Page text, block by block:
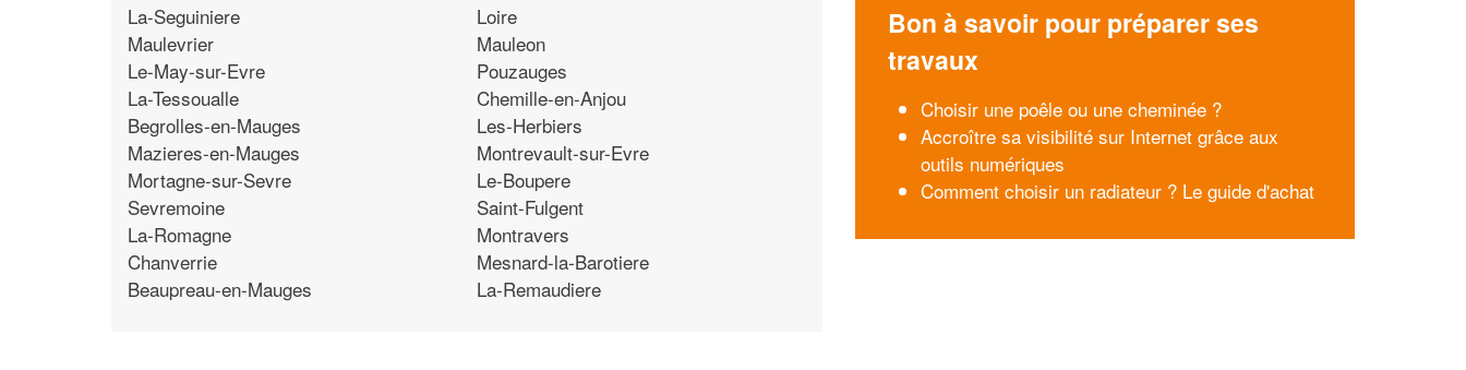
La-Seguiniere
Maulevrier
Le-May-sur-Evre
La-Tessoualle
Begrolles-en-Mauges
Mazieres-en-Mauges
Mortagne-sur-Sevre
Sevremoine
La-Romagne
Chanverrie
Beaupreau-en-Mauges
Loire
Mauleon
Pouzauges
Chemille-en-Anjou
Les-Herbiers
Montrevault-sur-Evre
Le-Boupere
Saint-Fulgent
Montravers
Mesnard-la-Barotiere
La-Remaudiere
Bon à savoir pour préparer ses
travaux
Choisir une poêle ou une cheminée ?
Accroître sa visibilité sur Internet grâce aux
outils numériques
Comment choisir un radiateur ? Le guide d'achat